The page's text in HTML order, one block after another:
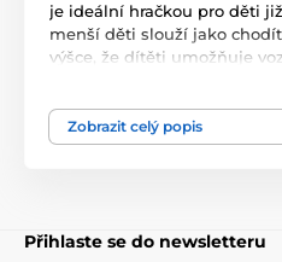
je ideální hračkou pro děti
menší děti slouží jako
výšce, že dítěti umožňuje
hmat a učí se rozpoznávat
dostatečně velké, nehrozí
Zobrazit celý popis
Přihlaste se do newsletteru